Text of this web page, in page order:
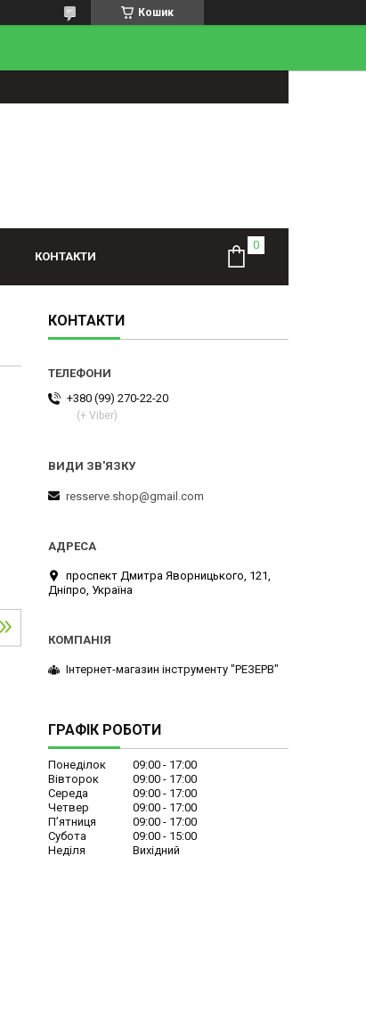
Кошик
КОНТАКТИ
КОНТАКТИ
+380 (99) 270-22-20
(+ Viber)
resserve.shop@gmail.com
проспект Дмитра Яворницького, 121,
Дніпро, Україна
Інтернет-магазин інструменту "РЕЗЕРВ"
ГРАФІК РОБОТИ
Понеділок 09:00
17:00
Вівторок
09:00
17:00
Середа
09:00
17:00
Четвер
09:00
17:00
Пʼятниця
09:00
17:00
Субота
09:00
15:00
Неділя
Вихідний